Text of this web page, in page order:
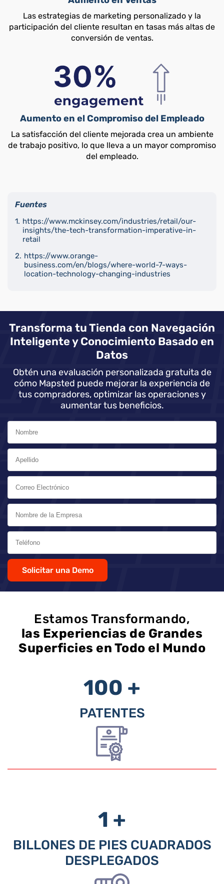
Las estrategias de marketing personalizado y la
participación del cliente resultan en tasas más altas de
conversión de ventas.
Aumento en el Compromiso del Empleado
La satisfacción del cliente mejorada crea un ambiente
de trabajo positivo, lo que lleva a un mayor compromiso
del empleado.
Fuentes
https://www.mckinsey.com/industries/retail/our-
insights/the-tech-transformation-imperative-in-
retail
https://www.orange-
business.com/en/blogs/where-world-7-ways-
location-technology-changing-industries
Transforma tu Tienda con Navegación
Inteligente y Conocimiento Basado en
Datos
Obtén una evaluación personalizada gratuita de
cómo Mapsted puede mejorar la experiencia de
tus compradores, optimizar las operaciones y
aumentar tus beneficios.
Solicitar una Demo
Estamos Transformando,
las Experiencias de Grandes
Superficies en Todo el Mundo
100 +
PATENTES
1 +
BILLONES DE PIES CUADRADOS
DESPLEGADOS